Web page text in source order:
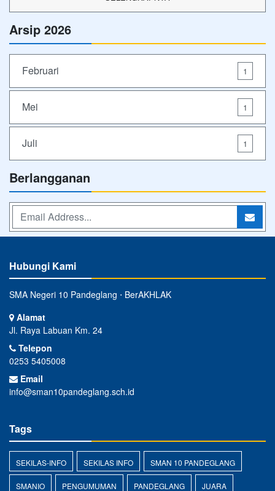
Arsip 2026
Februari 1
Mei 1
Juli 1
Berlangganan
Hubungi Kami
SMA Negeri 10 Pandeglang ⋅ BerAKHLAK
Alamat
Jl. Raya Labuan Km. 24
Telepon
0253 5405008
Email
info@sman10pandeglang.sch.id
Tags
SEKILAS-INFO SEKILAS INFO SMAN 10 PANDEGLANG
SMANIO PENGUMUMAN PANDEGLANG JUARA